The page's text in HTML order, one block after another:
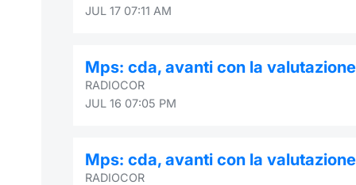
JUL 17 07:11 AM
Mps: cda, avanti con la
RADIOCOR
JUL 16 07:05 PM
Mps: cda, avanti con la
RADIOCOR